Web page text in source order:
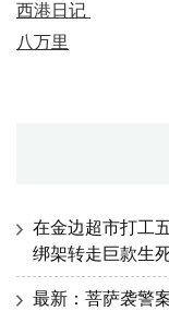
西港日记
八万里
在金边超市打工
绑架转走巨款生
最新：菩萨袭警